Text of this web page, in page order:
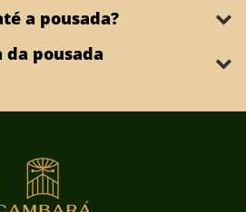
a pousada?
da pousada